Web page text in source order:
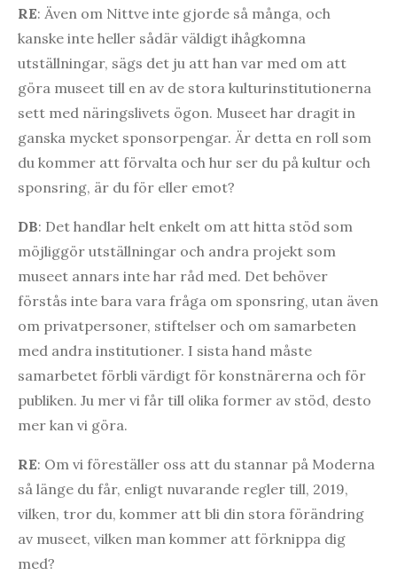
RE: Även om Nittve inte gjorde så många, och
kanske inte heller sådär väldigt ihågkomna
utställningar, sägs det ju att han var med om att
göra museet till en av de stora kulturinstitutionerna
sett med näringslivets ögon. Museet har dragit in
ganska mycket sponsorpengar. Är detta en roll som
du kommer att förvalta och hur ser du på kultur och
sponsring, är du för eller emot?
DB: Det handlar helt enkelt om att hitta stöd som
möjliggör utställningar och andra projekt som
museet annars inte har råd med. Det behöver
förstås inte bara vara fråga om sponsring, utan även
om privatpersoner, stiftelser och om samarbeten
med andra institutioner. I sista hand måste
samarbetet förbli värdigt för konstnärerna och för
publiken. Ju mer vi får till olika former av stöd, desto
mer kan vi göra.
RE: Om vi föreställer oss att du stannar på Moderna
så länge du får, enligt nuvarande regler till, 2019,
vilken, tror du, kommer att bli din stora förändring
av museet, vilken man kommer att förknippa dig
med?